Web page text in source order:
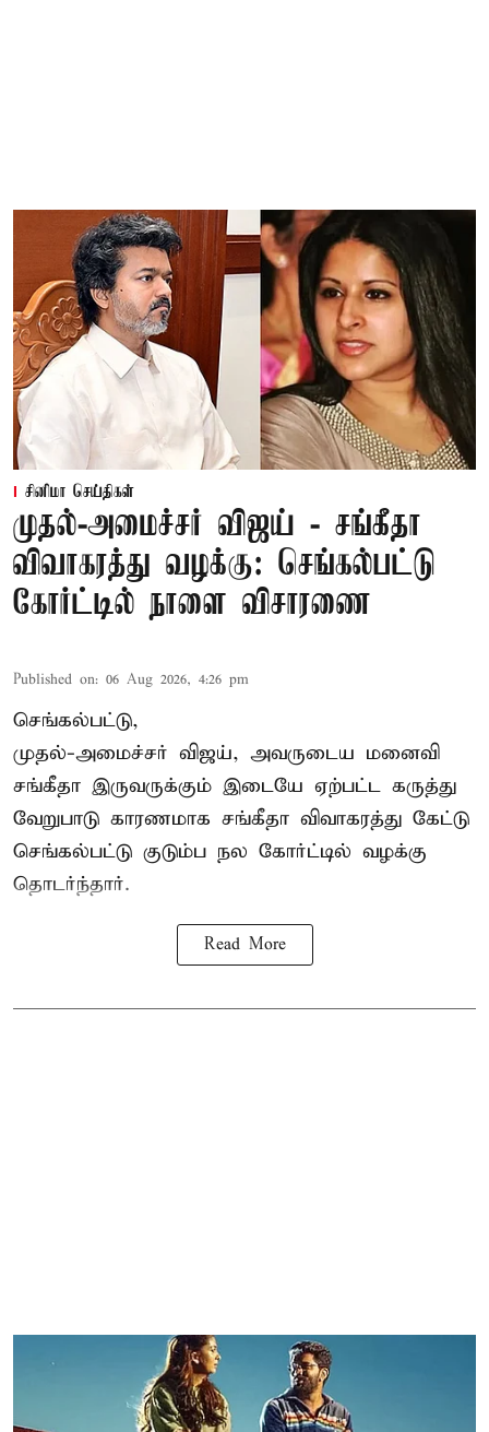
சினிமா செய்திகள்
முதல்-அமைச்சர் விஜய் - சங்கீதா
விவாகரத்து வழக்கு: செங்கல்பட்டு
கோர்ட்டில் நாளை விசாரணை
Published on: 06 Aug 2026, 4:26 pm
செங்கல்பட்டு,
முதல்-அமைச்சர் விஜய், அவருடைய மனைவி
சங்கீதா இருவருக்கும் இடையே ஏற்பட்ட கருத்து
வேறுபாடு காரணமாக சங்கீதா விவாகரத்து கேட்டு
செங்கல்பட்டு குடும்ப நல கோர்ட்டில் வழக்கு
தொடர்ந்தார்.
Read More